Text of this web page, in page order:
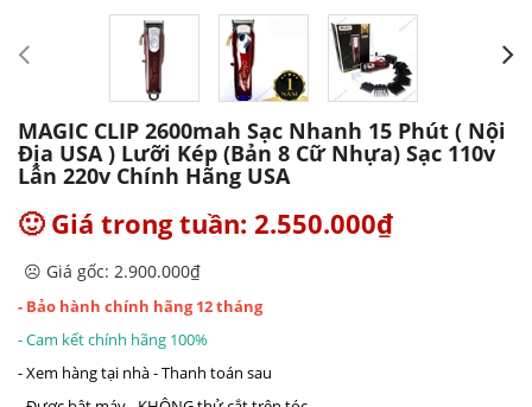
MAGIC CLIP 2600mah Sạc Nhanh 15 Phút ( Nội
Địa USA ) Lưỡi Kép (bản 8 Cữ Nhựa) Sạc 110v
Lẫn 220v Chính Hãng USA
🙂 Giá trong tuần: 2.550.000₫
☹️ Giá gốc: 2.900.000₫
- Bảo hành chính hãng 12 tháng
- Cam kết chính hãng 100%
- Xem hàng tại nhà - Thanh toán sau